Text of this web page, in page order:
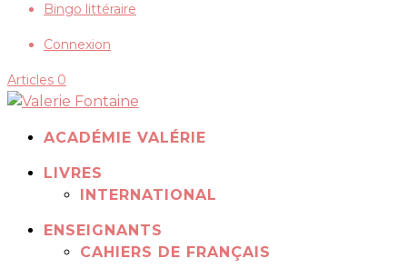
Bingo littéraire
Connexion
Articles 0
ACADÉMIE VALÉRIE
LIVRES
INTERNATIONAL
ENSEIGNANTS
CAHIERS DE FRANÇAIS